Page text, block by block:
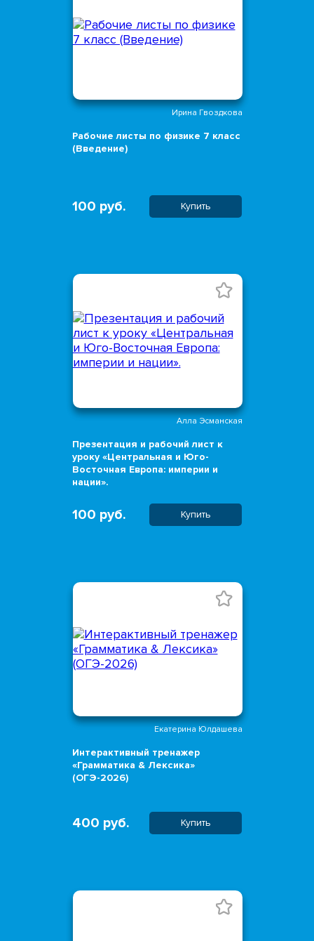
Ирина Гвоздкова
Рабочие листы по физике 7 класс
(Введение)
100 руб. Купить
Алла Эсманская
Презентация и рабочий лист к
уроку «Центральная и Юго-
Восточная Европа: империи и
нации».
100 руб. Купить
Екатерина Юлдашева
Интерактивный тренажер
«Грамматика & Лексика»
(ОГЭ-2026)
400 руб. Купить